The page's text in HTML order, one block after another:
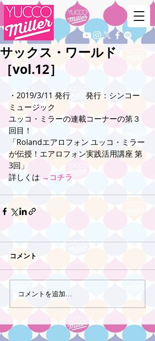
サックス・ワールド
［vol.12］
・2019/3/11 発行　　発行：シンコー
ミュージック
ユッコ・ミラーの連載コーナーの第３
回目！
「Rolandエアロフォン ユッコ・ミラー
が伝授！エアロフォン実践活用講座 第
3回」
詳しくは →コチラ
コメント
コメントを追加…